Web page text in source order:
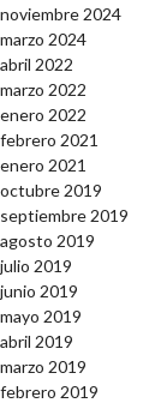
noviembre 2024
marzo 2024
abril 2022
marzo 2022
enero 2022
febrero 2021
enero 2021
octubre 2019
septiembre 2019
agosto 2019
julio 2019
junio 2019
mayo 2019
abril 2019
marzo 2019
febrero 2019